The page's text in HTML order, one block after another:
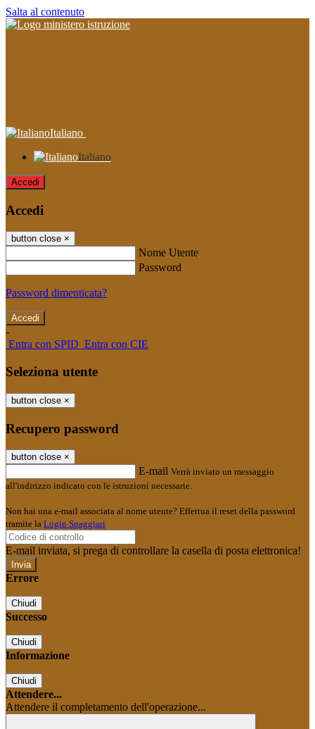
Salta al contenuto
Italiano
Italiano
Accedi
Accedi
button close ×
Nome Utente
Password
Password dimenticata?
-
Entra con SPID Entra con CIE
Seleziona utente
button close ×
Recupero password
button close ×
E-mail Verrà inviato un messaggio
all'indirizzo indicato con le istruzioni necessarie.
Non hai una e-mail associata al nome utente? Effettua il reset della password
tramite la Login Spaggiari
E-mail inviata, si prega di controllare la casella di posta elettronica!
Errore
Chiudi
Successo
Chiudi
Informazione
Chiudi
Attendere...
Attendere il completamento dell'operazione...